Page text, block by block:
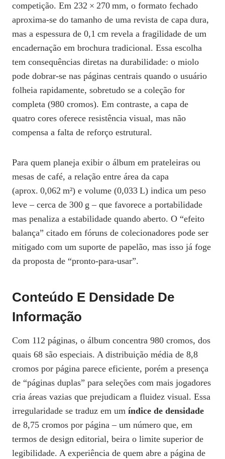
competição. Em 232 × 270 mm, o formato fechado
aproxima‑se do tamanho de uma revista de capa dura,
mas a espessura de 0,1 cm revela a fragilidade de um
encadernação em brochura tradicional. Essa escolha
tem consequências diretas na durabilidade: o miolo
pode dobrar‑se nas páginas centrais quando o usuário
folheia rapidamente, sobretudo se a coleção for
completa (980 cromos). Em contraste, a capa de
quatro cores oferece resistência visual, mas não
compensa a falta de reforço estrutural.
Para quem planeja exibir o álbum em prateleiras ou
mesas de café, a relação entre área da capa
(aprox. 0,062 m²) e volume (0,033 L) indica um peso
leve – cerca de 300 g – que favorece a portabilidade
mas penaliza a estabilidade quando aberto. O “efeito
balança” citado em fóruns de colecionadores pode ser
mitigado com um suporte de papelão, mas isso já foge
da proposta de “pronto‑para‑usar”.
Conteúdo E Densidade De
Informação
Com 112 páginas, o álbum concentra 980 cromos, dos
quais 68 são especiais. A distribuição média de 8,8
cromos por página parece eficiente, porém a presença
de “páginas duplas” para seleções com mais jogadores
cria áreas vazias que prejudicam a fluidez visual. Essa
irregularidade se traduz em um índice de densidade
de 8,75 cromos por página – um número que, em
termos de design editorial, beira o limite superior de
legibilidade. A experiência de quem abre a página de